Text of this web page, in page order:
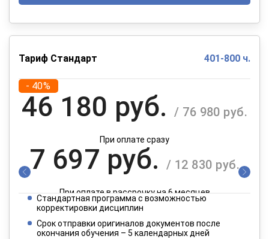
Тариф Стандарт 401-800 ч.
- 40%
46 180 руб. / 76 980 руб.
При оплате сразу
7 697 руб. / 12 830 руб.
При оплате в рассрочку на 6 месяцев
3 849 руб.
Стандартная программа с возможностью
корректировки дисциплин
Срок отправки оригиналов документов после
окончания обучения – 5 календарных дней